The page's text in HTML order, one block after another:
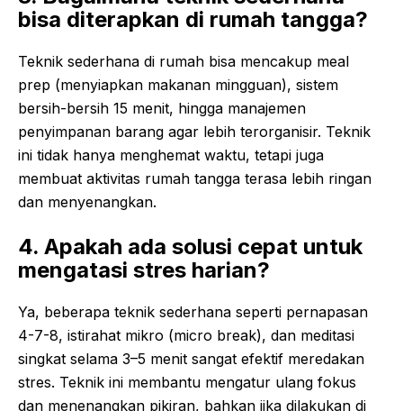
bisa diterapkan di rumah tangga?
Teknik sederhana di rumah bisa mencakup meal
prep (menyiapkan makanan mingguan), sistem
bersih-bersih 15 menit, hingga manajemen
penyimpanan barang agar lebih terorganisir. Teknik
ini tidak hanya menghemat waktu, tetapi juga
membuat aktivitas rumah tangga terasa lebih ringan
dan menyenangkan.
4. Apakah ada solusi cepat untuk
mengatasi stres harian?
Ya, beberapa teknik sederhana seperti pernapasan
4-7-8, istirahat mikro (micro break), dan meditasi
singkat selama 3–5 menit sangat efektif meredakan
stres. Teknik ini membantu mengatur ulang fokus
dan menenangkan pikiran, bahkan jika dilakukan di